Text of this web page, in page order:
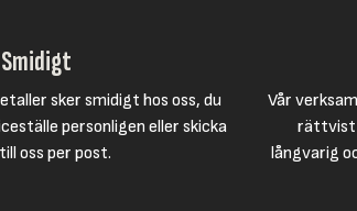
Smidigt
sker smidigt hos oss, du
personligen eller skicka
oss per post.
Vår
rättvist
långvarig